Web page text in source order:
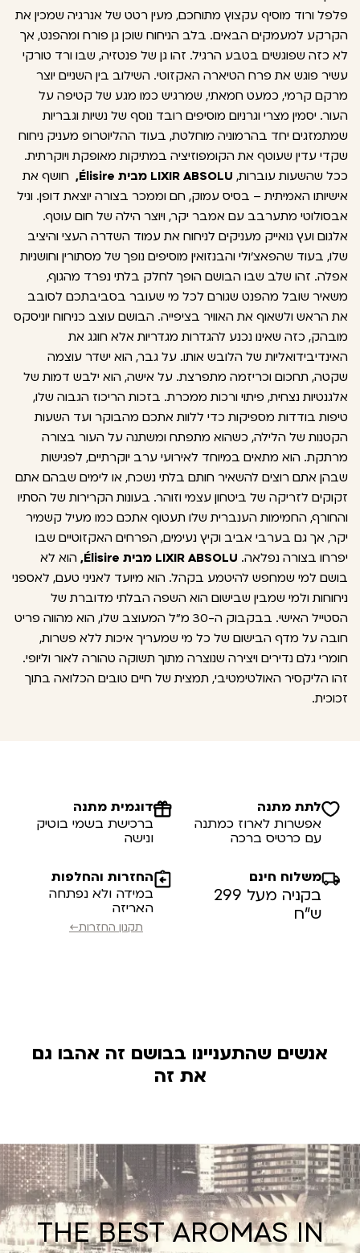
פלפל ורוד מוסיף עקצוץ מתוחכם, מעין רטט של אנרגיה שמכין את
הקרקע למעמקים הבאים. בלב הניחוח שוכן גן פורח ומהפנט, אך
לא כזה שפוגשים בטבע הרגיל. זהו גן של פנטזיה, שבו ורד טורקי
עשיר פוגש את פרח הטיארה האקזוטי. השילוב בין השניים יוצר
מרקם קרמי, כמעט חמאתי, שמרגיש כמו מגע של קטיפה על
העור. יסמין מצרי וגרניום מוסיפים רובד נוסף של נשיות וגבריות
שמתמזגים יחד בהרמוניה מוחלטת, בעוד ההליוטרופ מעניק ניחוח
שקדי עדין שעוטף את הקומפוזיציה במתיקות מאופקת ויוקרתית.
ככל שהשעות עוברות, LIXIR ABSOLU מבית Élisire,
חושף את
אישיותו האמיתית – בסיס עמוק, חם וממכר בצורה יוצאת דופן. וניל
אבסולוטי מתערבב עם אמבר יקר, ויוצר הילה של חום עוטף.
אלגום ועץ גואייק מעניקים לניחוח את עמוד השדרה העצי והיציב
שלו, בעוד שהפאצ'ולי והבנזואין מוסיפים נופך של מסתורין וחושניות
אפלה. זהו שלב שבו הבושם הופך לחלק בלתי נפרד מהגוף,
משאיר שובל מהפנט שגורם לכל מי שעובר בסביבתכם לסובב
את הראש ולשאוף את האוויר בציפייה. הבושם עוצב כניחוח יוניסקס
מובהק, כזה שאינו נכנע להגדרות מגדריות אלא חוגג את
האינדיבידואליות של הלובש אותו. על גבר, הוא ישדר עוצמה
שקטה, תחכום וכריזמה מתפרצת. על אישה, הוא ילבש דמות של
אלגנטיות נצחית, פיתוי ורכות ממכרת. בזכות הריכוז הגבוה שלו,
טיפות בודדות מספיקות כדי ללוות אתכם מהבוקר ועד השעות
הקטנות של הלילה, כשהוא מתפתח ומשתנה על העור בצורה
מרתקת. הוא מתאים במיוחד לאירועי ערב יוקרתיים, לפגישות
שבהן אתם רוצים להשאיר חותם בלתי נשכח, או לימים שבהם אתם
זקוקים לזריקה של ביטחון עצמי וזוהר. בעונות הקרירות של הסתיו
והחורף, החמימות הענברית שלו תעטוף אתכם כמו מעיל קשמיר
יקר, אך גם בערבי אביב וקיץ נעימים, הפרחים האקזוטיים שבו
יפרחו בצורה נפלאה. LIXIR ABSOLU מבית Élisire,
הוא לא
בושם למי שמחפש להיטמע בקהל. הוא מיועד לאניני טעם, לאספני
ניחוחות ולמי שמבין שבישום הוא השפה הבלתי מדוברת של
הסטייל האישי. בבקבוק ה-30 מ"ל המעוצב שלו, הוא מהווה פריט
חובה על מדף הבישום של כל מי שמעריך איכות ללא פשרות,
חומרי גלם נדירים ויצירה שנוצרה מתוך תשוקה טהורה לאור וליופי.
זהו הליקסיר האולטימטיבי, תמצית של חיים טובים הכלואה בתוך
זכוכית.
לתת מתנה
אפשרות לארוז כמתנה
עם כרטיס ברכה
דוגמית מתנה
ברכישת בשמי בוטיק
ונישה
משלוח חינם
בקניה מעל 299
ש”ח
החזרות והחלפות
במידה ולא נפתחה
האריזה
תקנון החזרות←
אנשים שהתעניינו בבושם זה אהבו גם
את זה
THE BEST AROMAS IN